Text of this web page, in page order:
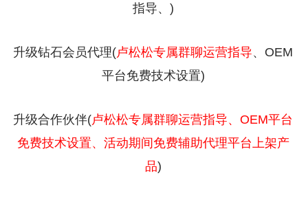
指导、)
升级钻石会员代理(卢松松专属群聊运营指导、OEM
平台免费技术设置)
升级合作伙伴(卢松松专属群聊运营指导、OEM平台
免费技术设置、活动期间免费辅助代理平台上架产
品)